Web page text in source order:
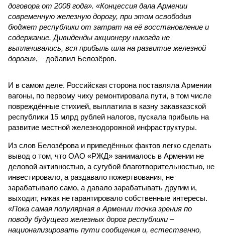
договора от 2008 года». «Концессия дала Армении
современную железную дорогу, при этом освободив
бюджет республики от затрат на её восстановление и
содержание. Дивиденды акционеру никогда не
выплачивались, вся прибыль шла на развитие железной
дороги», – добавил Белозёров.
И в самом деле. Российская сторона поставляла Армении
вагоны, по первому чиху ремонтировала пути, в том числе
повреждённые стихией, выплатила в казну закавказской
республики 15 млрд рублей налогов, пускала прибыль на
развитие местной железнодорожной инфраструктуры.
Из слов Белозёрова и приведённых фактов легко сделать
вывод о том, что ОАО «РЖД» занималось в Армении не
деловой активностью, а сугубой благотворительностью, не
инвестировало, а раздавало пожертвования, не
зарабатывало само, а давало зарабатывать другим и,
выходит, никак не гарантировало собственные интересы.
«Пока самая популярная в Армении точка зрения по
поводу будущего железных дорог рес­публики –
национализировать пути сообщения и, естественно,